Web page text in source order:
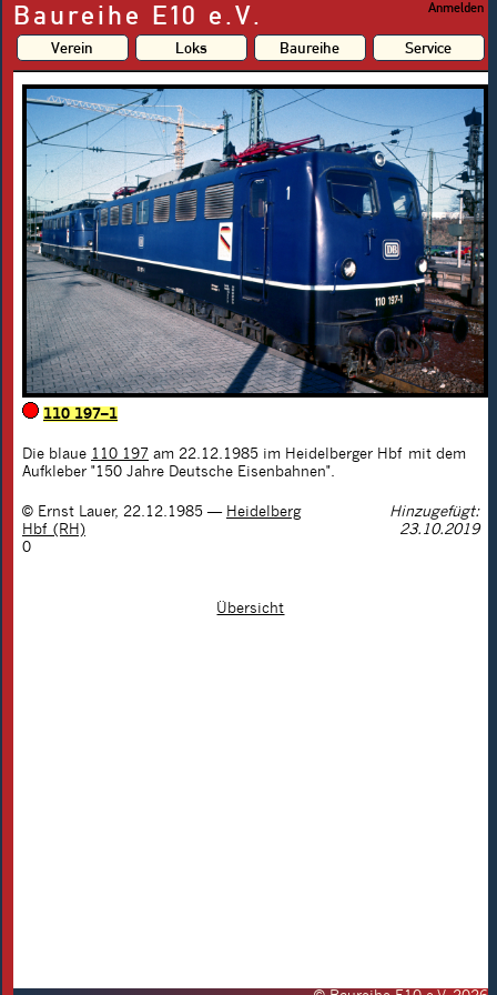
Baureihe E10 e.V. Anmelden
Verein Loks Baureihe Service
110 197–1
Die blaue 110 197 am 22.12.1985 im Heidelberger Hbf mit dem
Aufkleber "150 Jahre Deutsche Eisenbahnen".
© Ernst Lauer, 22.12.1985 — Heidelberg
Hbf (RH)
Hinzugefügt:
23.10.2019
0
Übersicht